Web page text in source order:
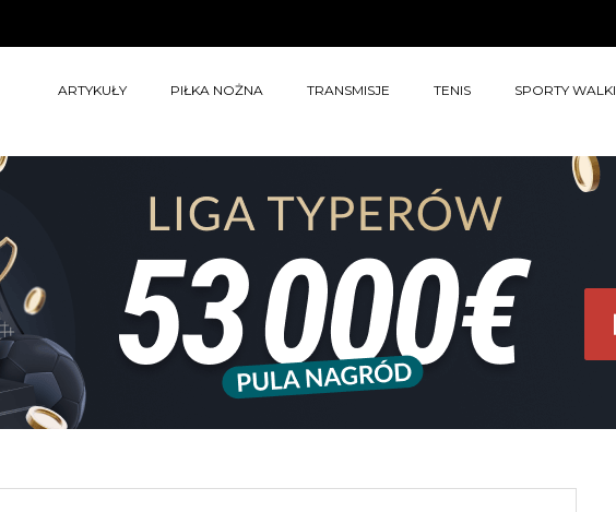
ARTYKUŁY PIŁKA NOŻNA TRANSMISJE TENIS SPORTY WALKI